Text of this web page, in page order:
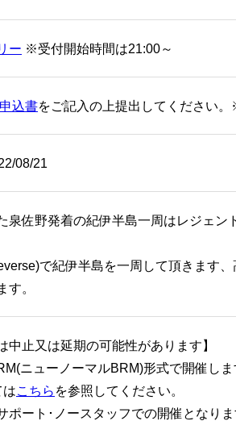
ー ※受付開始時間は21:00～
込書をご記入の上提出してください
08/21
泉佐野発着の紀伊半島一周はレジェ
で紀伊半島を一周して頂きます
す。
中止又は延期の可能性があります】
ニューノーマルBRM)形式で開催しま
はこちら を参照してください。
ポート･ノースタッフでの開催となりま